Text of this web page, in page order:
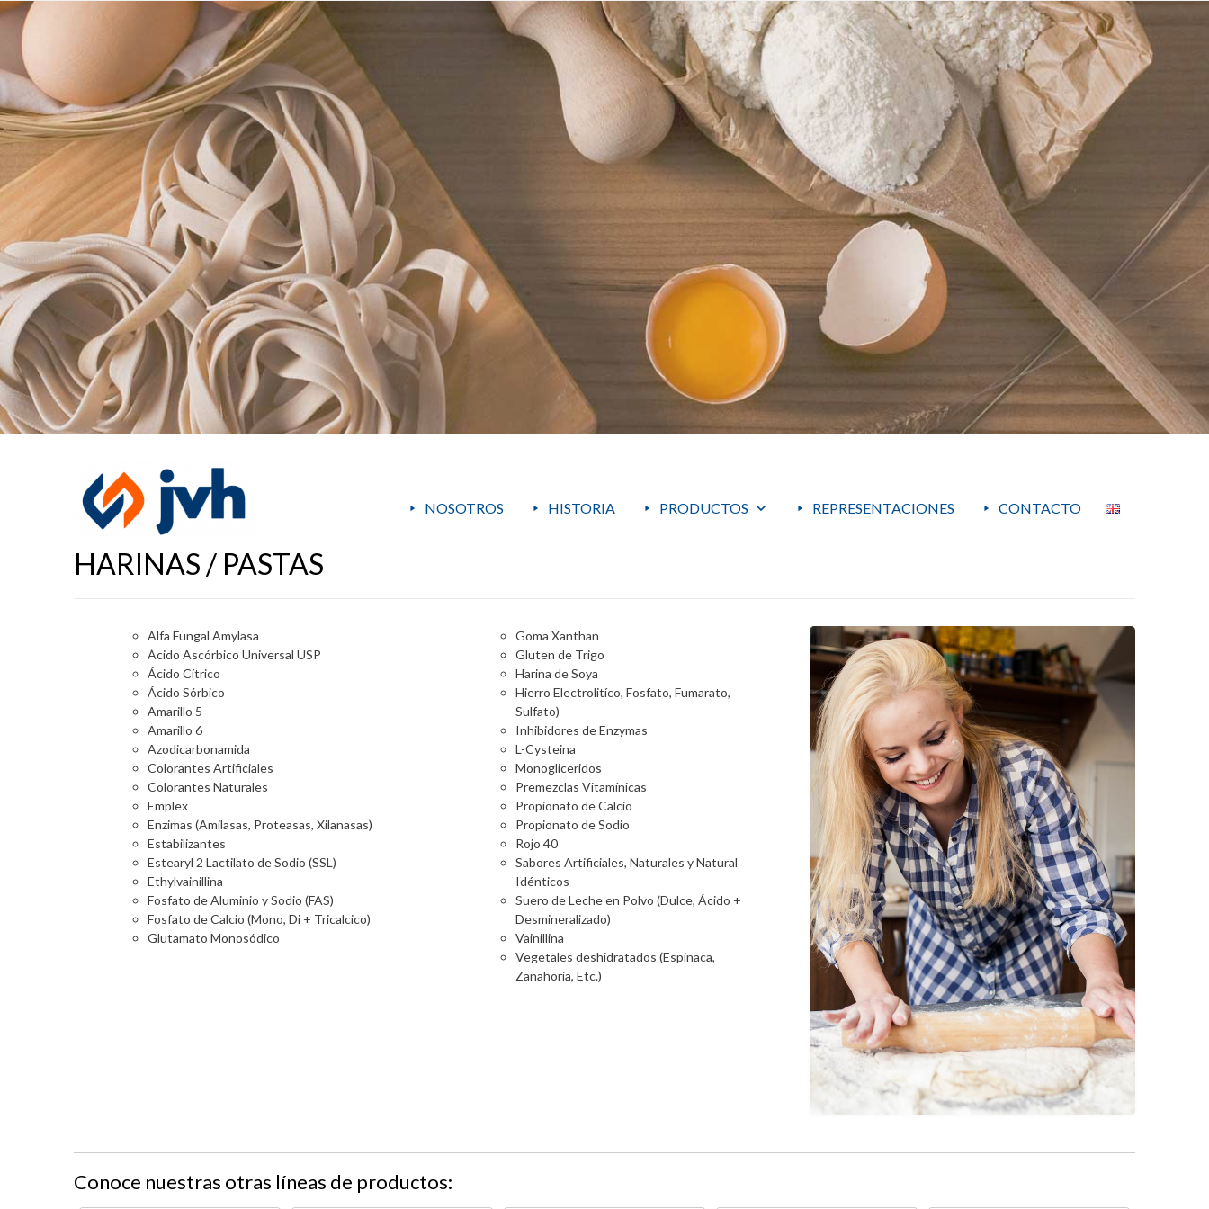
NOSOTROS HISTORIA PRODUCTOS REPRESENTACIONES CONTACTO
HARINAS / PASTAS
Alfa Fungal Amylasa
Ácido Ascórbico Universal USP
Ácido Cítrico
Ácido Sórbico
Amarillo 5
Amarillo 6
Azodicarbonamida
Colorantes Artificiales
Colorantes Naturales
Emplex
Enzimas (Amilasas, Proteasas, Xilanasas)
Estabilizantes
Estearyl 2 Lactilato de Sodio (SSL)
Ethylvainillina
Fosfato de Aluminio y Sodio (FAS)
Fosfato de Calcio (Mono, Di + Tricalcico)
Glutamato Monosódico
Goma Xanthan
Gluten de Trigo
Harina de Soya
Hierro Electrolitíco, Fosfato, Fumarato,
Sulfato)
Inhibidores de Enzymas
L-Cysteina
Monogliceridos
Premezclas Vitamínicas
Propionato de Calcio
Propionato de Sodio
Rojo 40
Sabores Artificiales, Naturales y Natural
Idénticos
Suero de Leche en Polvo (Dulce, Ácido +
Desmineralizado)
Vainillina
Vegetales deshidratados (Espinaca,
Zanahoria, Etc.)
Conoce nuestras otras líneas de productos: